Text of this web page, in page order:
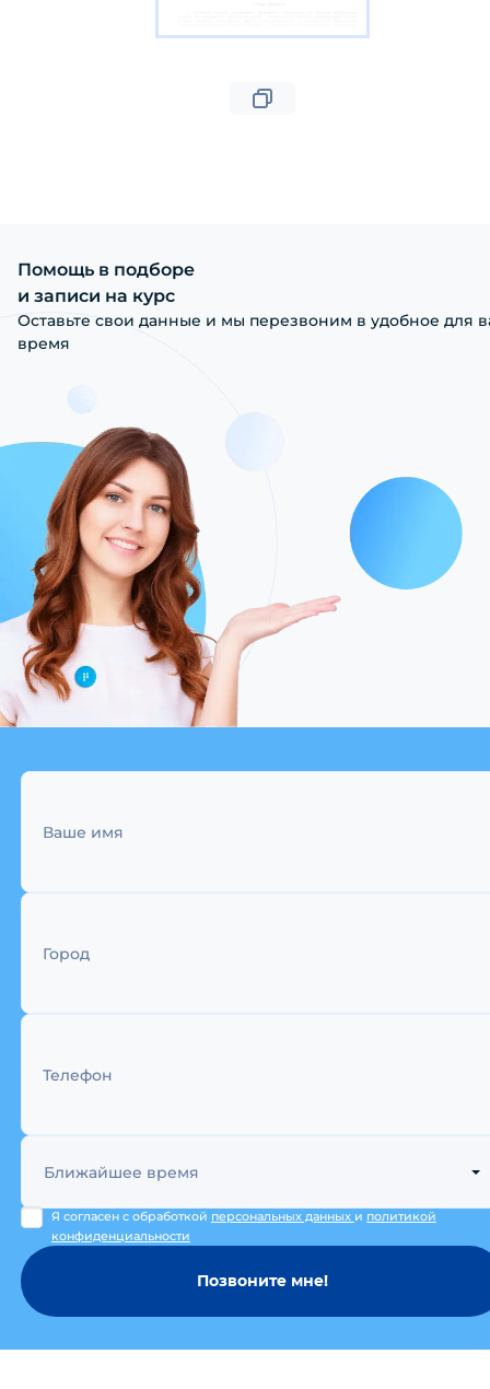
Помощь в подборе
и записи на курс
Оставьте свои данные и мы перезвоним в удобное для
время
Ваше имя
Город
Телефон
Ближайшее время
Я согласен с обработкой персональных данных и политикой
конфиденциальности
Позвоните мне!